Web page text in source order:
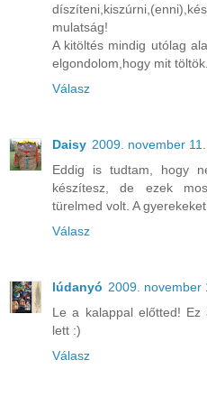
mulatság!
A kitöltés mindig utólag
elgondolom,hogy mit töltök.
Válasz
Daisy 2009. november
Eddig is tudtam, hogy
készítesz, de ezek
türelmed volt. A
Válasz
lúdanyó 2009. november
Le a kalappal előtted! Ez
lett :)
Válasz